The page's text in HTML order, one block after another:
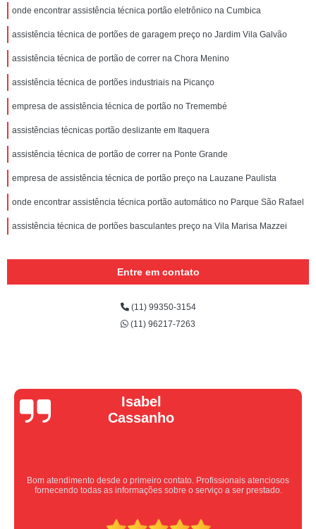
onde encontrar assistência técnica portão eletrônico na Cumbica
assistência técnica de portões de garagem preço no Jardim Vila Galvão
assistência técnica de portão de correr na Chora Menino
assistência técnica de portões industriais na Picanço
empresa de assistência técnica de portão no Tremembé
assistências técnicas portão deslizante em Itaquera
assistência técnica de portão de correr na Ponte Grande
empresa de assistência técnica de portão preço na Lauzane Paulista
onde encontrar assistência técnica portão automático no Parque São Rafael
assistência técnica de portões basculantes preço na Vila Marisa Mazzei
Entre em contato
(11) 99350-3154
(11) 96217-7263
Vera Maria
Equipe nota 10, trabalho rápido com excelência , super organizados.
Super indico.